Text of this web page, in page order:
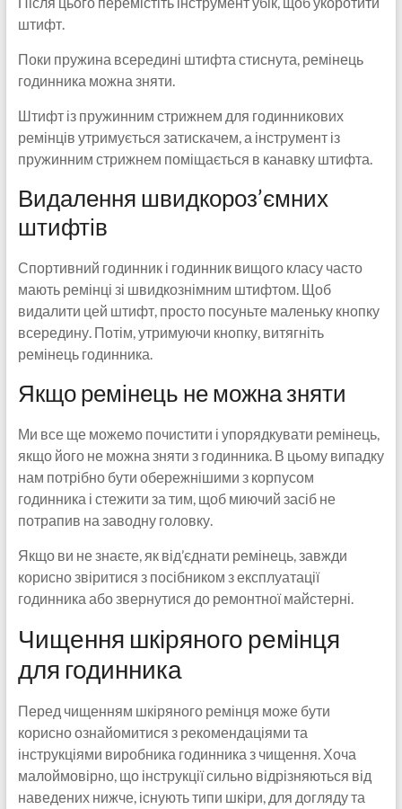
штифт.
Поки пружина всередині штифта стиснута, ремінець
годинника можна зняти.
Штифт із пружинним стрижнем для годинникових
ремінців утримується затискачем, а інструмент із
пружинним стрижнем поміщається в канавку штифта.
Видалення швидкороз’ємних
штифтів
Спортивний годинник і годинник вищого класу часто
мають ремінці зі швидкознімним штифтом. Щоб
видалити цей штифт, просто посуньте маленьку кнопку
всередину. Потім, утримуючи кнопку, витягніть
ремінець годинника.
Якщо ремінець не можна зняти
Ми все ще можемо почистити і упорядкувати ремінець,
якщо його не можна зняти з годинника. В цьому випадку
нам потрібно бути обережнішими з корпусом
годинника і стежити за тим, щоб миючий засіб не
потрапив на заводну головку.
Якщо ви не знаєте, як від’єднати ремінець, завжди
корисно звіритися з посібником з експлуатації
годинника або звернутися до ремонтної майстерні.
Чищення шкіряного ремінця
для годинника
Перед чищенням шкіряного ремінця може бути
корисно ознайомитися з рекомендаціями та
інструкціями виробника годинника з чищення. Хоча
малоймовірно, що інструкції сильно відрізняються від
наведених нижче, існують типи шкіри, для догляду та